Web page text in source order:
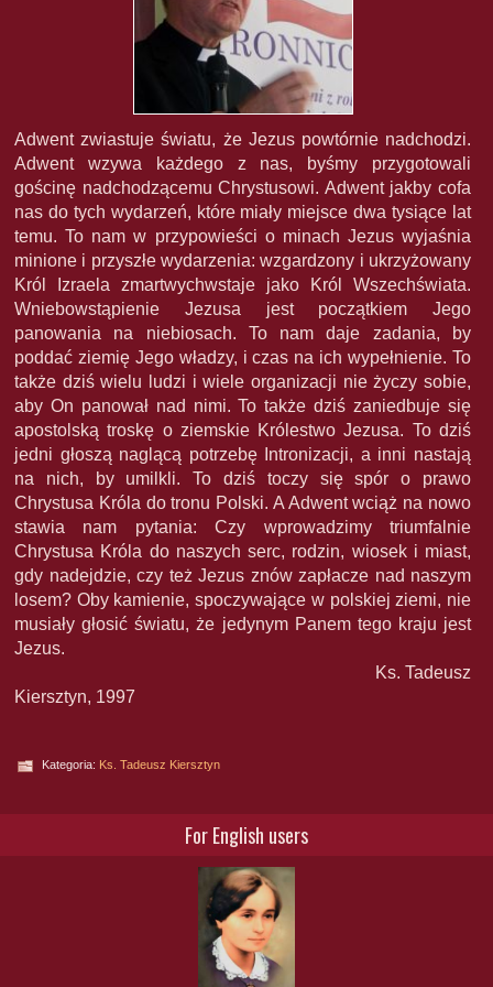
Adwent zwiastuje światu, że Jezus powtórnie nadchodzi.
Adwent wzywa każdego z nas, byśmy przygotowali
gościnę nadchodzącemu Chrystusowi. Adwent jakby cofa
nas do tych wydarzeń, które miały miejsce dwa tysiące lat
temu. To nam w przypowieści o minach Jezus wyjaśnia
minione i przyszłe wydarzenia: wzgardzony i ukrzyżowany
Król Izraela zmartwychwstaje jako Król Wszechświata.
Wniebowstąpienie Jezusa jest początkiem Jego
panowania na niebiosach. To nam daje zadania, by
poddać ziemię Jego władzy, i czas na ich wypełnienie. To
także dziś wielu ludzi i wiele organizacji nie życzy sobie,
aby On panował nad nimi. To także dziś zaniedbuje się
apostolską troskę o ziemskie Królestwo Jezusa. To dziś
jedni głoszą naglącą potrzebę Intronizacji, a inni nastają
na nich, by umilkli. To dziś toczy się spór o prawo
Chrystusa Króla do tronu Polski. A Adwent wciąż na nowo
stawia nam pytania: Czy wprowadzimy triumfalnie
Chrystusa Króla do naszych serc, rodzin, wiosek i miast,
gdy nadejdzie, czy też Jezus znów zapłacze nad naszym
losem? Oby kamienie, spoczywające w polskiej ziemi, nie
musiały głosić światu, że jedynym Panem tego kraju jest
Jezus.
Ks. Tadeusz
Kiersztyn, 1997
Kategoria: Ks. Tadeusz Kiersztyn
For English users